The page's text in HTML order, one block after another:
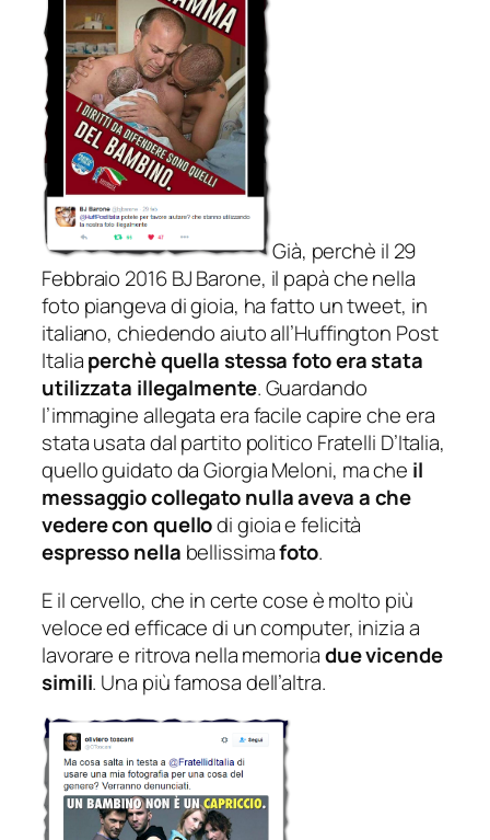
Già, perchè il 29
Febbraio 2016 BJ Barone, il papà che nella
foto piangeva di gioia, ha fatto un tweet, in
italiano, chiedendo aiuto all’Huffington Post
Italiaperchè quella stessa foto era stata
utilizzata illegalmente. Guardando
l’immagine allegata era facile capire che era
stata usata dal partito politico Fratelli D’Italia,
quello guidato daGiorgia Meloni, ma che il
messaggio collegato nulla aveva a che
vedere con quellodi gioia e felicità
espresso nella bellissimafoto.
E il cervello, che in certe cose è molto più
veloce ed efficace di un computer, inizia a
lavorare e ritrova nella memoriadue vicende
simili. Una più famosa dell’altra.